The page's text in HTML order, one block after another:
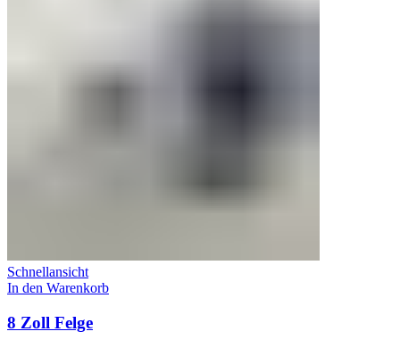
Schnellansicht
In den Warenkorb
8 Zoll Felge